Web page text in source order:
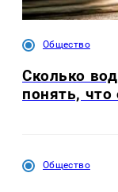
Общество
Сколько
понять,
Общество